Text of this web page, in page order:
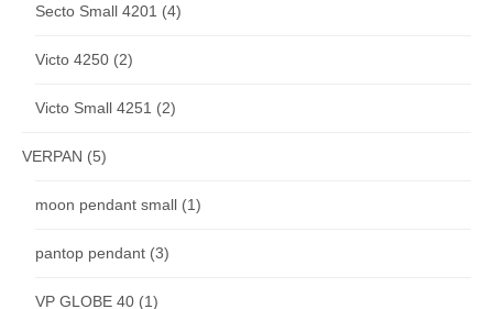
Secto Small 4201 (4)
Victo 4250 (2)
Victo Small 4251 (2)
VERPAN (5)
moon pendant small (1)
pantop pendant (3)
VP GLOBE 40 (1)